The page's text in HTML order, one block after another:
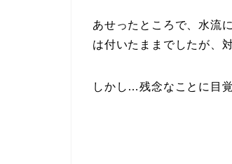
あせったところで、水流
は付いたままでしたが、
しかし…残念なことに目